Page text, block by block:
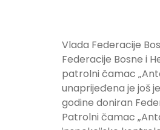
Vlada Federacije
Federacije Bosne i
patrolni čamac
unaprijeđena je još
godine doniran
Patrolni čamac